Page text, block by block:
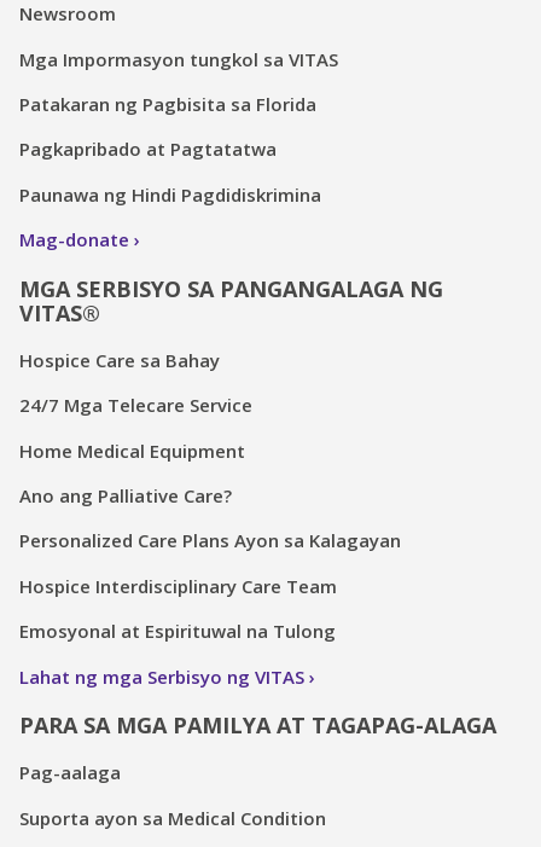
Newsroom
Mga Impormasyon tungkol sa VITAS
Patakaran ng Pagbisita sa Florida
Pagkapribado at Pagtatatwa
Paunawa ng Hindi Pagdidiskrimina
Mag-donate
MGA SERBISYO SA PANGANGALAGA NG
VITAS®
Hospice Care sa Bahay
24/7 Mga Telecare Service
Home Medical Equipment
Ano ang Palliative Care?
Personalized Care Plans Ayon sa Kalagayan
Hospice Interdisciplinary Care Team
Emosyonal at Espirituwal na Tulong
Lahat ng mga Serbisyo ng VITAS
PARA SA MGA PAMILYA AT TAGAPAG-ALAGA
Pag-aalaga
Suporta ayon sa Medical Condition